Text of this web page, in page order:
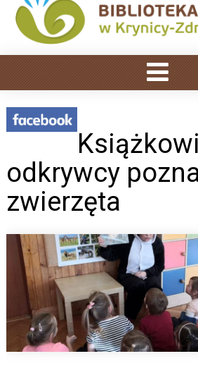
Książkowi
odkrywcy
zwierzęta